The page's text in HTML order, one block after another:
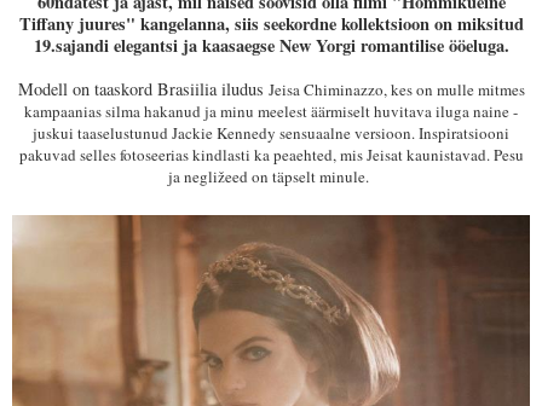
Tiffany juures" kangelanna, siis seekordne kollektsioon on miksitud
19.sajandi elegantsi ja kaasaegseNew Yorgi romantilise ööeluga.
Modell on taaskord Brasiilia iludus Jeisa Chiminazzo, keson mulle mitmes
kampaanias silma hakanud ja minu meelestäärmiselt huvitava iluganaine-
juskui taaselustunud Jackie Kennedy sensuaalne versioon. Inspiratsiooni
pakuvad selles fotoseeriaskindlasti ka peaehted, mis Jeisat kaunistavad.Pesu
janegližeed on täpselt minule.